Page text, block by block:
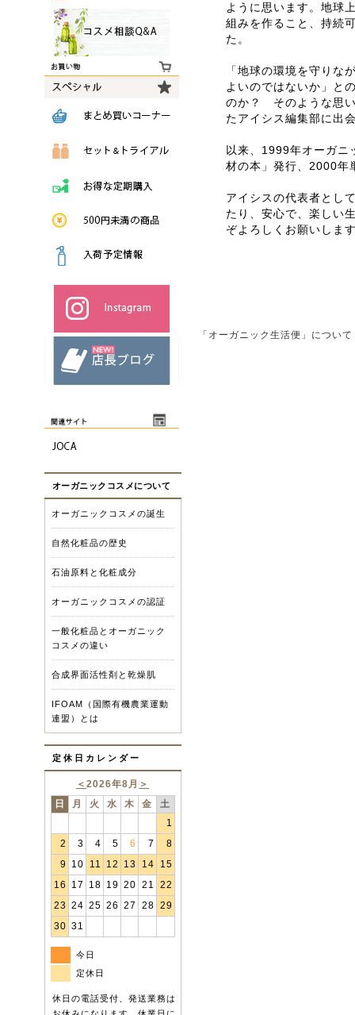
オーガニックコスメについて
オーガニックコスメの誕生
自然化粧品の歴史
石油原料と化粧成分
オーガニックコスメの認証
一般化粧品とオーガニック
コスメの違い
合成界面活性剤と乾燥肌
IFOAM（国際有機農業運動
連盟）とは
定休日カレンダー
＜ 2026年8月 ＞
日
月 火 水 木 金
土
1
2
3 4 5 6 7
8
9 10 11 12 13 14
15
16
17 18 19 20 21
22
23 24 25 26 27 28 29
30 31
今日
定休日
休日の電話受付、発送業務は
ように思います。地球
組みを作ること、持続
た。
「地球の環境を守りな
よいのではないか」と
のか？ そのような思い
たアイシス編集部に出
以来、1999年オーガニ
材の本」発行、2000年
アイシスの代表者とし
たり、安心で、楽しい
ぞよろしくお願いしま
「オーガニック生活便」について